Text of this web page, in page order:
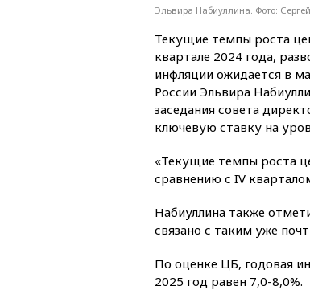
Эльвира Набиуллина. Фото:
Текущие темпы роста
квартале 2024 года,
инфляции ожидается в
России Эльвира
заседания совета
ключевую ставку на
«Текущие темпы роста
сравнению с IV
Набиуллина также
связано с таким уже
По оценке ЦБ, годовая
2025 год равен 7,0-8,0%.